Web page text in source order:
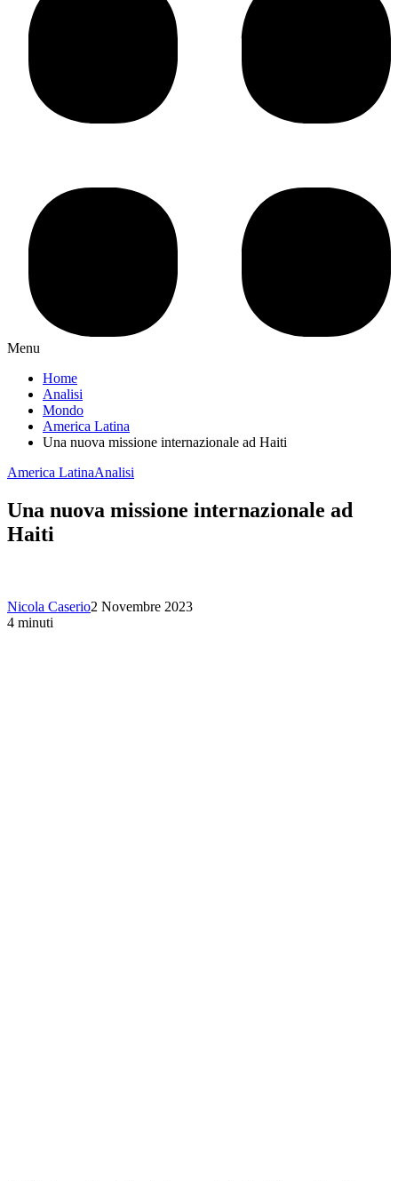
Menu
Home
Analisi
Mondo
America Latina
Una nuova missione internazionale ad Haiti
America LatinaAnalisi
Una nuova missione internazionale ad
Haiti
Nicola Caserio2 Novembre 2023
4 minuti